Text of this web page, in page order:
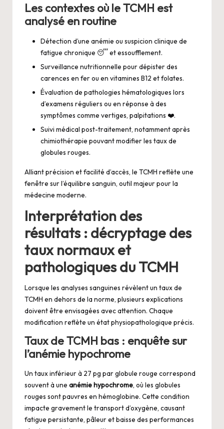
Les contextes où le TCMH est
analysé en routine
Détection d’une anémie ou suspicion clinique de
fatigue chronique 😴 et essoufflement.
Surveillance nutritionnelle pour dépister des
carences en fer ou en vitamines B12 et folates.
Évaluation de pathologies hématologiques lors
d’examens réguliers ou en réponse à des
symptômes comme vertiges, palpitations ❤️.
Suivi médical post-traitement, notamment après
chimiothérapie pouvant modifier les taux de
globules rouges.
Alliant précision et facilité d’accès, le TCMH reflète une
fenêtre sur l’équilibre sanguin, outil majeur pour la
médecine moderne.
Interprétation des
résultats : décryptage des
taux normaux et
pathologiques du TCMH
Lorsque les analyses sanguines révèlent un taux de
TCMH en dehors de la norme, plusieurs explications
doivent être envisagées avec attention. Chaque
modification reflète un état physiopathologique précis.
Taux de TCMH bas : enquête sur
l’anémie hypochrome
Un taux inférieur à 27 pg par globule rouge correspond
souvent à une anémie hypochrome, où les globules
rouges sont pauvres en hémoglobine. Cette condition
impacte gravement le transport d’oxygène, causant
fatigue persistante, pâleur et baisse des performances